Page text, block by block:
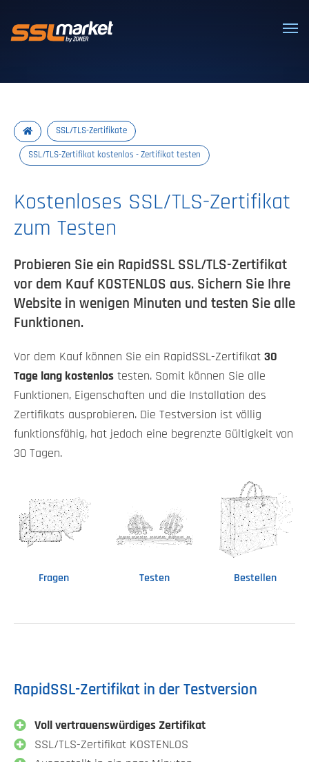
Vertrauenswürdige SSL/TLS-
SSL/TLS-Zertifikate
SSL/TLS-Zertifikat kostenlos - Zertifikat testen
Kostenloses SSL/TLS-Zertifikat
zum Testen
Probieren Sie ein RapidSSL SSL/TLS-Zertifikat
vor dem Kauf KOSTENLOS aus. Sichern Sie Ihre
Website in wenigen Minuten und testen Sie alle
Funktionen.
Vor dem Kauf können Sie ein RapidSSL-Zertifikat 30
Tage lang kostenlos testen. Somit können Sie alle
Funktionen, Eigenschaften und die Installation des
Zertifikats ausprobieren. Die Testversion ist völlig
funktionsfähig, hat jedoch eine begrenzte Gültigkeit von
30 Tagen.
Fragen Testen Bestellen
RapidSSL-Zertifikat in der Testversion
Voll vertrauenswürdiges Zertifikat
SSL/TLS-Zertifikat KOSTENLOS